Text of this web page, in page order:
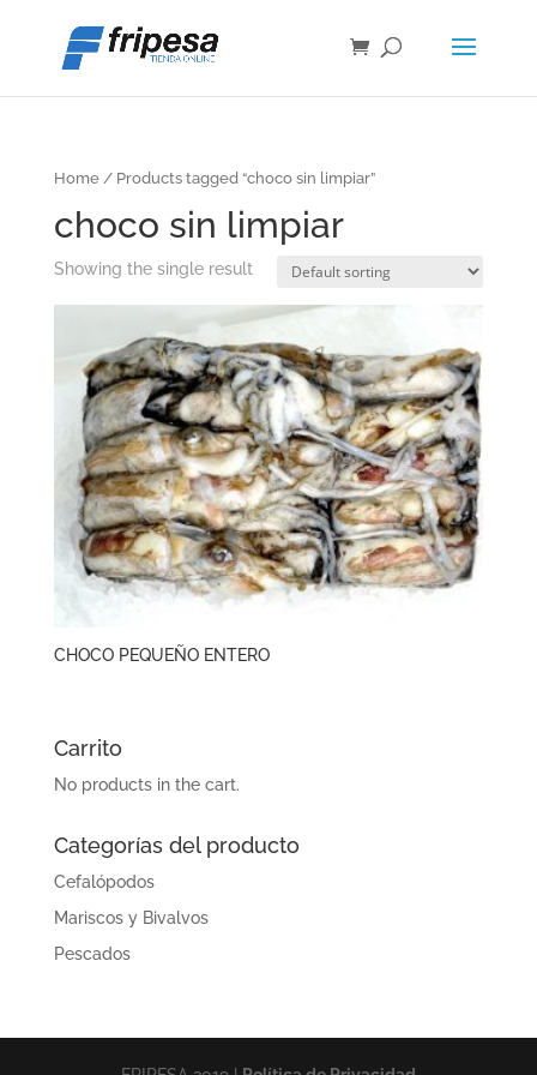
Home/ Products tagged “choco sin limpiar”
choco sin limpiar
Showing the single result
CHOCO PEQUEÑO ENTERO
Carrito
No products in the cart.
Categorías del producto
Cefalópodos
Mariscos y Bivalvos
Pescados